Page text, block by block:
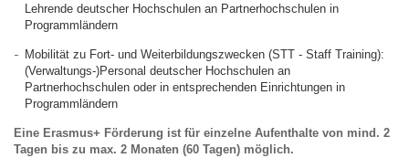
Lehrende deutscher Hochschulen an Partnerhochschulen in
Programmländern
Mobilität zu Fort- und Weiterbildungszwecken (STT - Staff Training):
(Verwaltungs-)Personal deutscher Hochschulen an
Partnerhochschulen oder in entsprechenden Einrichtungen in
Programmländern
Eine Erasmus+ Förderung ist für einzelne Aufenthalte von mind. 2
Tagen bis zu max. 2 Monaten (60 Tagen) möglich.